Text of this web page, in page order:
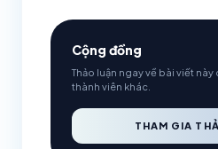
Cộng đồng
Thảo luận ngay về bài viết
thành viên khác.
THAM GIA